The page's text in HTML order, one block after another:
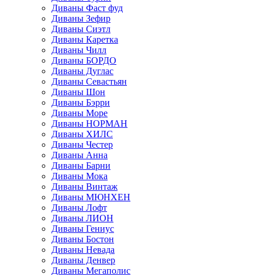
Диваны Фаст фуд
Диваны Зефир
Диваны Сиэтл
Диваны Каретка
Диваны Чилл
Диваны БОРДО
Диваны Дуглас
Диваны Севастьян
Диваны Шон
Диваны Бэрри
Диваны Море
Диваны НОРМАН
Диваны ХИЛС
Диваны Честер
Диваны Анна
Диваны Барни
Диваны Мока
Диваны Винтаж
Диваны МЮНХЕН
Диваны Лофт
Диваны ЛИОН
Диваны Гениус
Диваны Бостон
Диваны Невада
Диваны Денвер
Диваны Мегаполис